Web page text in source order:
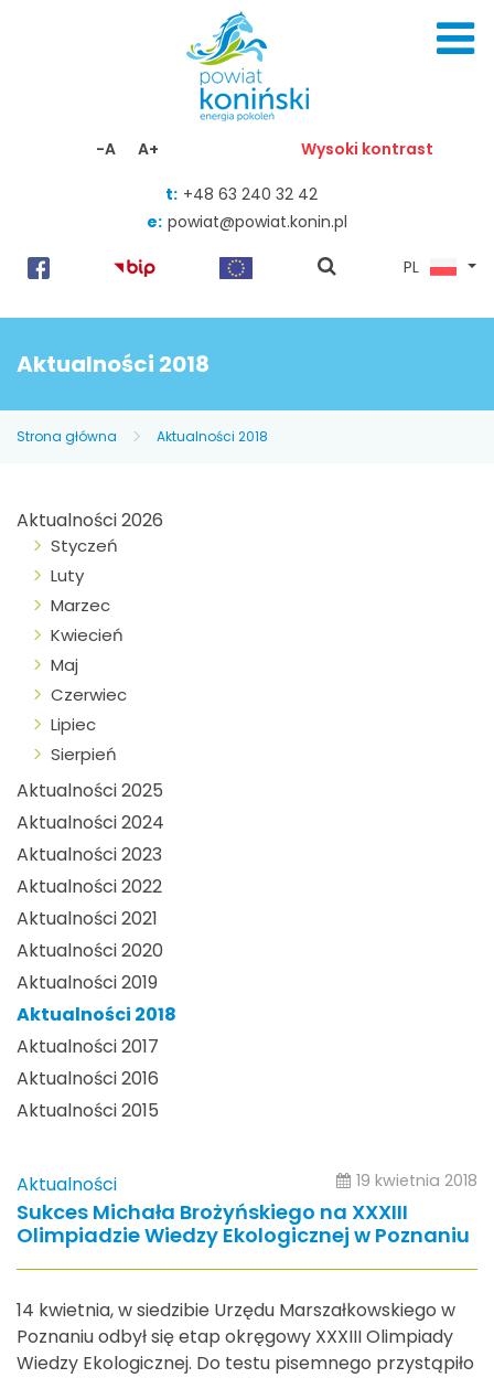
-A A+ Wysoki kontrast
t: +48 63 240 32 42
e: powiat@powiat.konin.pl
pokaż
PL
Aktualności 2018
Strona główna Aktualności 2018
Aktualności 2026
Styczeń
Luty
Marzec
Kwiecień
Maj
Czerwiec
Lipiec
Sierpień
Aktualności 2025
Aktualności 2024
Aktualności 2023
Aktualności 2022
Aktualności 2021
Aktualności 2020
Aktualności 2019
Aktualności 2018
Aktualności 2017
Aktualności 2016
Aktualności 2015
Aktualności 19 kwietnia 2018
Sukces Michała Brożyńskiego na XXXIII
Olimpiadzie Wiedzy Ekologicznej w Poznaniu
14 kwietnia, w siedzibie Urzędu Marszałkowskiego w
Poznaniu odbył się etap okręgowy XXXIII Olimpiady
Wiedzy Ekologicznej. Do testu pisemnego przystąpiło